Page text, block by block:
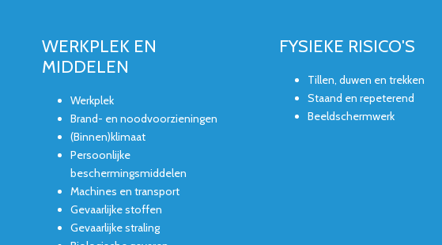
WERKPLEK EN
MIDDELEN
Werkplek
Brand- en noodvoorzieningen
(Binnen)klimaat
Persoonlijke
beschermingsmiddelen
Machines en transport
Gevaarlijke stoffen
Gevaarlijke straling
FYSIEKE RISICO'S
Tillen, duwen en trekken
Staand en repeterend
Beeldschermwerk